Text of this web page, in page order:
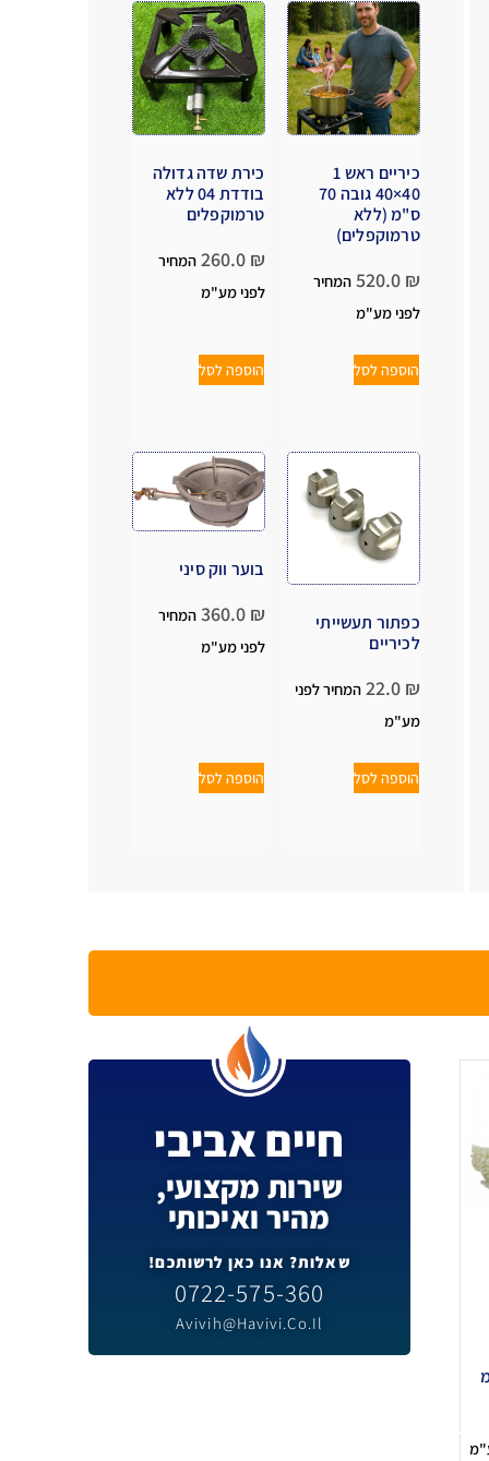
כיריים ראש 1
40×40 גובה 70
ס"מ (ללא
טרמוקפלים)
₪
520.0
המחיר
לפני מע"מ
הוספה לסל
כירת שדה גדולה
בודדת 04 ללא
טרמוקפלים
₪
260.0
המחיר
לפני מע"מ
הוספה לסל
כפתור תעשייתי
לכיריים
₪
22.0
המחיר לפני
מע"מ
הוספה לסל
בוער ווק סיני
₪
360.0
המחיר
לפני מע"מ
הוספה לסל
חיים אביבי
שירות מקצועי,
מהיר ואיכותי
שאלות? אנו כאן לרשותכם!
0722-575-360
Avivih@havivi.co.il